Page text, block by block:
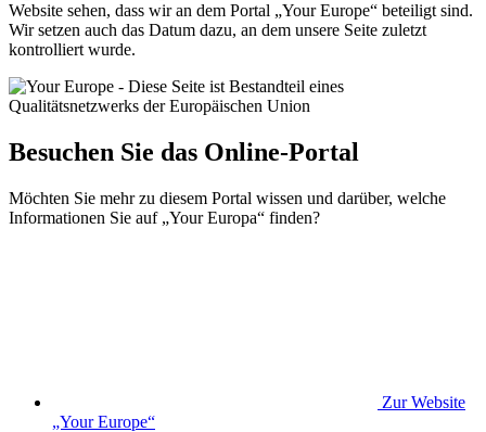
Website sehen, dass wir an dem Portal „Your Europe“ beteiligt sind.
Wir setzen auch das Datum dazu, an dem unsere Seite zuletzt
kontrolliert wurde.
Besuchen Sie das Online-Portal
Möchten Sie mehr zu diesem Portal wissen und darüber, welche
Informationen Sie auf „Your Europa“ finden?
Zur Website
„Your Europe“